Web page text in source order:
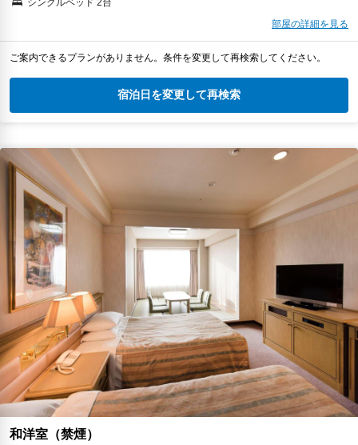
シングルベッド 2台
部屋の詳細を見る
ご案内できるプランがありません。条件を変更して再検索してください。
宿泊日を変更して再検索
和洋室（禁煙）